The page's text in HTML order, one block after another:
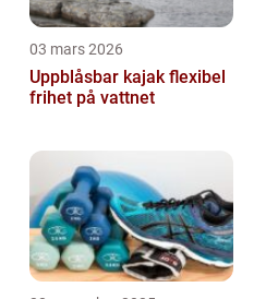
03 mars 2026
Uppblåsbar kajak flexibel
frihet på vattnet